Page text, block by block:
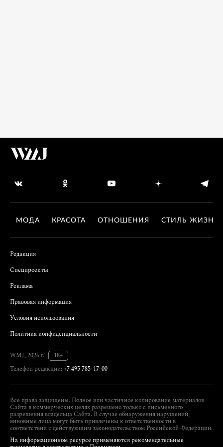
МОДА КРАСОТА ОТНОШЕНИЯ СТИЛЬ ЖИЗНИ
Редакция
Спецпроекты
Реклама
Правовая информация
Условия использования
Политика конфиденциальности
WMJ, 2026 г.
18+
Телефон редакции: +7 495 785-17-00
Все права защищены. Полное или частичное копирование материалов
Сайта в коммерческих целях разрешено только с письменного
разрешения владельца Сайта. В случае обнаружения нарушений,
виновные лица могут быть привлечены к ответственности в
соответствии с действующим законодательством Российской Федерации.
На информационном ресурсе применяются рекомендательные